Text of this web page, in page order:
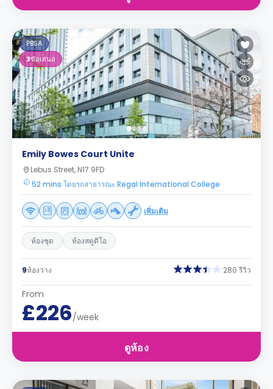
PBSA
3ข้อเสนอ
Emily Bowes Court Unite
Lebus Street, N17 9FD
52 mins โดยรถสาธารณะ Regal International College
เพิ่มเติม
ห้องชุด ห้องสตูดิโอ
9ห้องว่าง 280 รีวิว
From
£226/week
ดูห้อง